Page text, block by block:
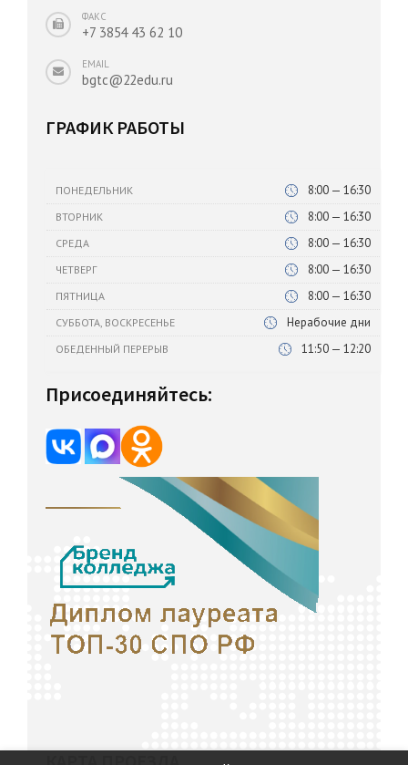
ФАКС
+7 3854 43 62 10
EMAIL
bgtc@22edu.ru
ГРАФИК РАБОТЫ
ПОНЕДЕЛЬНИК 8:00 — 16:30
ВТОРНИК 8:00 — 16:30
СРЕДА 8:00 — 16:30
ЧЕТВЕРГ 8:00 — 16:30
ПЯТНИЦА 8:00 — 16:30
СУББОТА, ВОСКРЕСЕНЬЕ Нерабочие дни
ОБЕДЕННЫЙ ПЕРЕРЫВ 11:50 — 12:20
Присоединяйтесь: